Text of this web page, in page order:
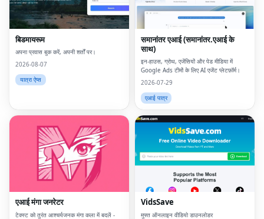
बिडमायरूम
अपना प्रवास बुक करें, अपनी शर्तों पर।
2026-08-07
यात्रा ऐप्स
समानांतर एआई (समानांतर.एआई के
साथ)
इन-हाउस, ग्रोथ, एजेंसियों और पेड मीडिया में
Google Ads टीमों के लिए AI एजेंट प्लेटफ़ॉर्म।
2026-07-29
एआई पात्र
एआई मंगा जनरेटर
टेक्स्ट को तुरंत आश्चर्यजनक मंगा कला में बदलें -
VidsSave
मुफ्त ऑनलाइन वीडियो डाउनलोडर